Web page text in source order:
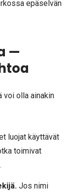
epäselvän
—
voi olla ainakin
luojat käyttävät
toimivat
Jos nimi